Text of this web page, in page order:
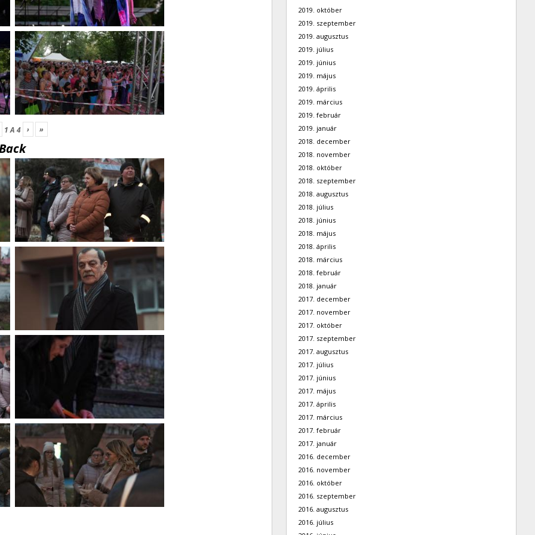
1A 4 › »
2019. október
2019. szeptember
2019. augusztus
2019. július
2019. június
2019. május
2019. április
2019. március
2019. február
2019. január
2018. december
2018. november
2018. október
2018. szeptember
2018. augusztus
2018. július
2018. június
2018. május
2018. április
2018. március
2018. február
2018. január
2017. december
2017. november
2017. október
2017. szeptember
2017. augusztus
2017. július
2017. június
2017. május
2017. április
2017. március
2017. február
2017. január
2016. december
2016. november
2016. október
2016. szeptember
2016. augusztus
2016. július